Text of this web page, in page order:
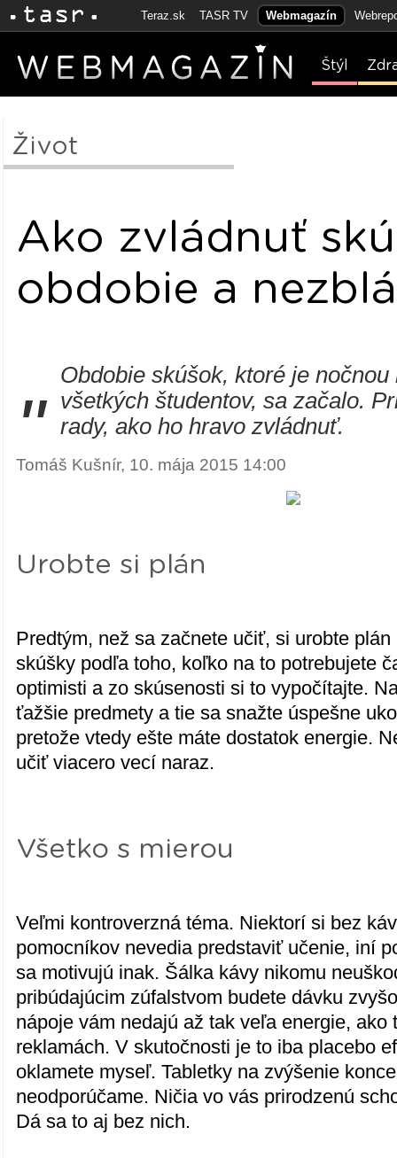
Teraz.sk TASR TV Webmagazín
Štýl
Život
Ako zvládnuť
obdobie a
"
Obdobie skúšok, ktoré je nočnou
všetkých študentov, sa začalo.
rady, ako ho hravo zvládnuť.
Tomáš Kušnír, 10. mája 2015 14:00
Urobte si plán
Predtým, než sa začnete učiť, si urobte
skúšky podľa toho, koľko na to potrebujete
optimisti a zo skúsenosti si to vypočítajte.
ťažšie predmety a tie sa snažte úspešne
pretože vtedy ešte máte dostatok energie.
učiť viacero vecí naraz.
Všetko s mierou
Veľmi kontroverzná téma. Niektorí si bez
pomocníkov nevedia predstaviť učenie, iní
sa motivujú inak. Šálka kávy nikomu
pribúdajúcim zúfalstvom budete dávku
nápoje vám nedajú až tak veľa energie, ako
reklamách. V skutočnosti je to iba placebo
oklamete myseľ. Tabletky na zvýšenie
neodporúčame. Ničia vo vás prirodzenú
Dá sa to aj bez nich.